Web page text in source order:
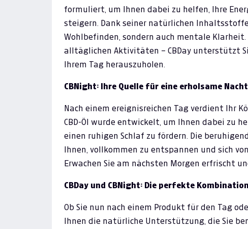
formuliert, um Ihnen dabei zu helfen, Ihre
steigern. Dank seiner natürlichen
Wohlbefinden, sondern auch mentale
alltäglichen Aktivitäten – CBDay unterstützt
Ihrem Tag herauszuholen.
CBNight: Ihre Quelle für eine erholsame
Nach einem ereignisreichen Tag verdient Ihr
CBD-Öl wurde entwickelt, um Ihnen dabei zu
einen ruhigen Schlaf zu fördern. Die
Ihnen, vollkommen zu entspannen und sich
Erwachen Sie am nächsten Morgen erfrischt
CBDay und CBNight: Die perfekte
Ob Sie nun nach einem Produkt für den Tag
Ihnen die natürliche Unterstützung, die Sie